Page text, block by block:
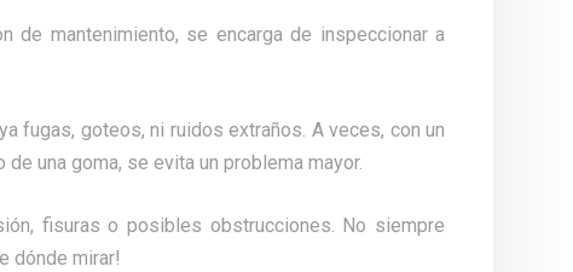
de mantenimiento, se encarga de inspeccionar a
fugas, goteos, ni ruidos extraños. A veces, con un
una goma, se evita un problema mayor.
fisuras o posibles obstrucciones. No siempre
dónde mirar!